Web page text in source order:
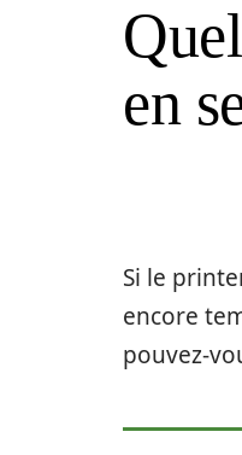
en
Si le
encore
pouvez-